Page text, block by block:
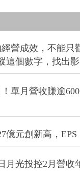
營成效，不能只
這個數字，找出
單月營收賺逾
億元創新高，EPS
月光投控2月營收